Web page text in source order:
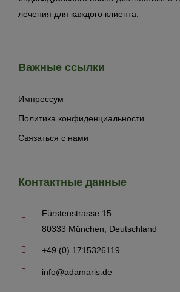
Контактные данные
Fürstenstrasse 15
80333 München, Deutschland
+49 (0) 1715326119
info@adamaris.de
Важные ссылки
Импрессум
Политика конфиденциальности
Связаться с нами
лечения для каждого клиента.